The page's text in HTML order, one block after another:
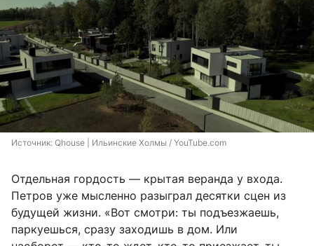
Источник: Qhouse | Ильинские Холмы / YouTube.com
Отдельная гордость — крытая веранда у входа.
Петров уже мысленно разыграл десятки сцен из
будущей жизни. «Вот смотри: ты подъезжаешь,
паркуешься, сразу заходишь в дом. Или